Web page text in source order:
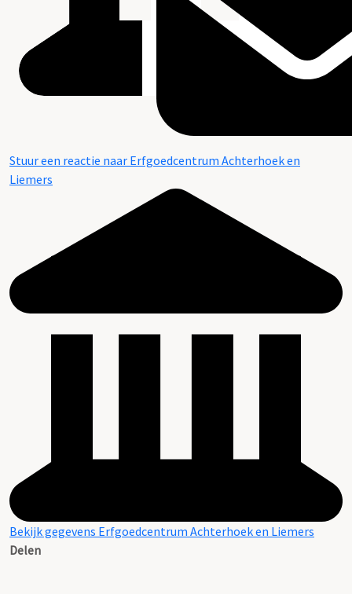
Stuur een reactie naar Erfgoedcentrum Achterhoek en
Liemers
Bekijk gegevens Erfgoedcentrum Achterhoek en Liemers
Delen